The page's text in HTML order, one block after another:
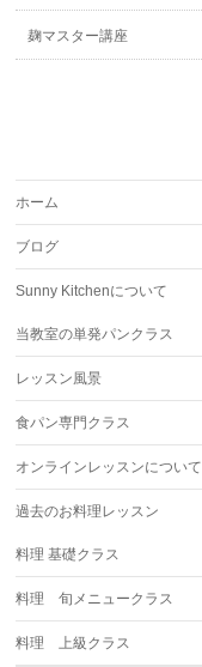
麹マスター講座
ホーム
ブログ
Sunny Kitchenについて
当教室の単発パンクラス
レッスン風景
食パン専門クラス
オンラインレッスンについて
過去のお料理レッスン
料理 基礎クラス
料理 旬メニュークラス
料理 上級クラス